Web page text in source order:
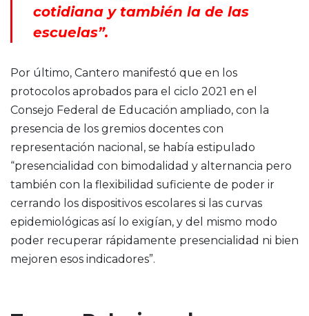
cotidiana y también la de las
escuelas”.
Por último, Cantero manifestó que en los
protocolos aprobados para el ciclo 2021 en el
Consejo Federal de Educación ampliado, con la
presencia de los gremios docentes con
representación nacional, se había estipulado
“presencialidad con bimodalidad y alternancia pero
también con la flexibilidad suficiente de poder ir
cerrando los dispositivos escolares si las curvas
epidemiológicas así lo exigían, y del mismo modo
poder recuperar rápidamente presencialidad ni bien
mejoren esos indicadores”.